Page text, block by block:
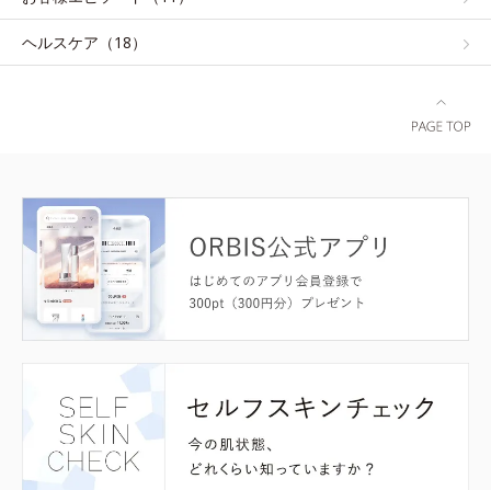
ヘルスケア（18）